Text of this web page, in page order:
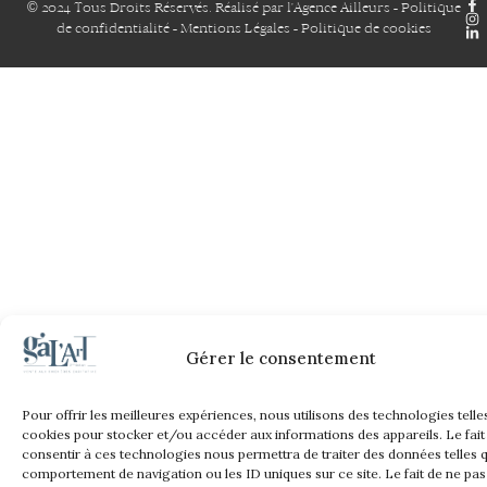
Gérer le consentement
Pour offrir les meilleures expériences, nous utilisons des technologies
cookies pour stocker et/ou accéder aux informations des appareils. Le fait
consentir à ces technologies nous permettra de traiter des données telles
comportement de navigation ou les ID uniques sur ce site. Le fait de ne pas
© 2024 Tous Droits Réservés. Réalisé parl'Agence Ailleurs -Politique
de confidentialité-Mentions Légales -Politique de cookies